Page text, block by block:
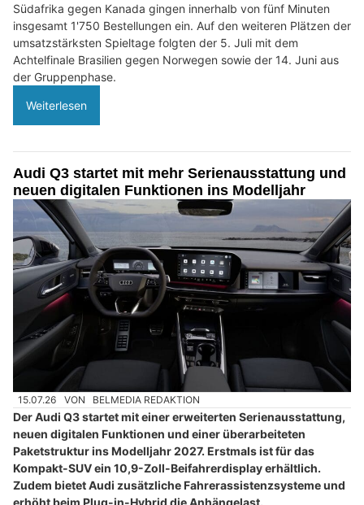
Südafrika gegen Kanada gingen innerhalb von fünf Minuten
insgesamt 1'750 Bestellungen ein. Auf den weiteren Plätzen der
umsatzstärksten Spieltage folgten der 5. Juli mit dem
Achtelfinale Brasilien gegen Norwegen sowie der 14. Juni aus
der Gruppenphase.
Weiterlesen
Audi Q3 startet mit mehr Serienausstattung und
neuen digitalen Funktionen ins Modelljahr
15.07.26 VON BELMEDIA REDAKTION
Der Audi Q3 startet mit einer erweiterten Serienausstattung,
neuen digitalen Funktionen und einer überarbeiteten
Paketstruktur ins Modelljahr 2027. Erstmals ist für das
Kompakt-SUV ein 10,9-Zoll-Beifahrerdisplay erhältlich.
Zudem bietet Audi zusätzliche Fahrerassistenzsysteme und
erhöht beim Plug-in-Hybrid die Anhängelast.